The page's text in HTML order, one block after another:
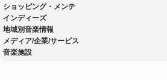
ショッピング・メンテ
インディーズ
地域別音楽情報
メディア/企業/サービス
音楽施設